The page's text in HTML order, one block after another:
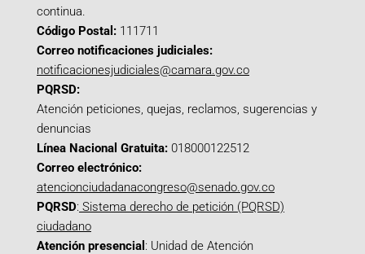
continua.
Código Postal: 111711
Correo notificaciones judiciales:
notificacionesjudiciales@camara.gov.co
PQRSD:
Atención peticiones, quejas, reclamos, sugerencias y
denuncias
Línea Nacional Gratuita: 018000122512
Correo electrónico:
atencionciudadanacongreso@senado.gov.co
PQRSD: Sistema derecho de petición (PQRSD)
ciudadano
Atención presencial : Unidad de Atención